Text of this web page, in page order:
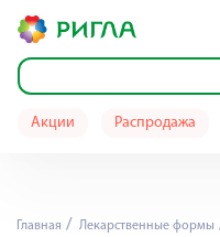
Акции Распродажа
Главная Лекарственные формы